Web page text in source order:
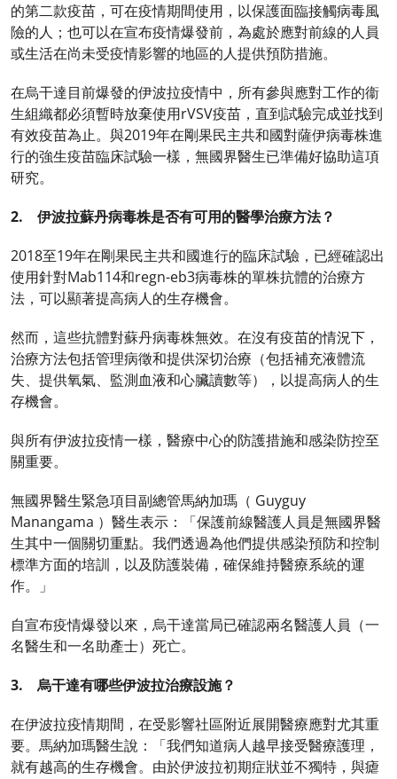
的第二款疫苗，可在疫情期間使用，以保護面臨接觸病毒風
險的人；也可以在宣布疫情爆發前，為處於應對前線的人員
或生活在尚未受疫情影響的地區的人提供預防措施。
在烏干達目前爆發的伊波拉疫情中，所有參與應對工作的衞
生組織都必須暫時放棄使用rVSV疫苗，直到試驗完成並找到
有效疫苗為止。與2019年在剛果民主共和國對薩伊病毒株進
行的強生疫苗臨床試驗一樣，無國界醫生已準備好協助這項
研究。
2. 伊波拉蘇丹病毒株是否有可用的醫學治療方法？
2018至19年在剛果民主共和國進行的臨床試驗，已經確認出
使用針對Mab114和regn-eb3病毒株的單株抗體的治療方
法，可以顯著提高病人的生存機會。
然而，這些抗體對蘇丹病毒株無效。在沒有疫苗的情況下，
治療方法包括管理病徵和提供深切治療（包括補充液體流
失、提供氧氣、監測血液和心臟讀數等），以提高病人的生
存機會。
與所有伊波拉疫情一樣，醫療中心的防護措施和感染防控至
關重要。
無國界醫生緊急項目副總管馬納加瑪（ Guyguy
Manangama ）醫生表示：「保護前線醫護人員是無國界醫
生其中一個關切重點。我們透過為他們提供感染預防和控制
標準方面的培訓，以及防護裝備，確保維持醫療系統的運
作。」
自宣布疫情爆發以來，烏干達當局已確認兩名醫護人員（一
名醫生和一名助產士）死亡。
3. 烏干達有哪些伊波拉治療設施？
在伊波拉疫情期間，在受影響社區附近展開醫療應對尤其重
要。馬納加瑪醫生說：「我們知道病人越早接受醫療護理，
就有越高的生存機會。由於伊波拉初期症狀並不獨特，與瘧